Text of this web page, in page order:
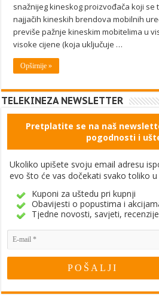
snažnijeg kineskog proizvođača koji
najjačih kineskih brendova mobilnih
previše pažnje kineskim mobitelima u
visoke cijene (koja uključuje …
Opširnije »
TELEKINEZA NEWSLETTER
Pretplatite se na naš
pogodnosti i
Ukoliko upišete svoju email adresu
evo što će vas dočekati svako toliko u
Kuponi za uštedu pri kupnji
Obavijesti o popustima i
Tjedne novosti, savjeti, recenzije